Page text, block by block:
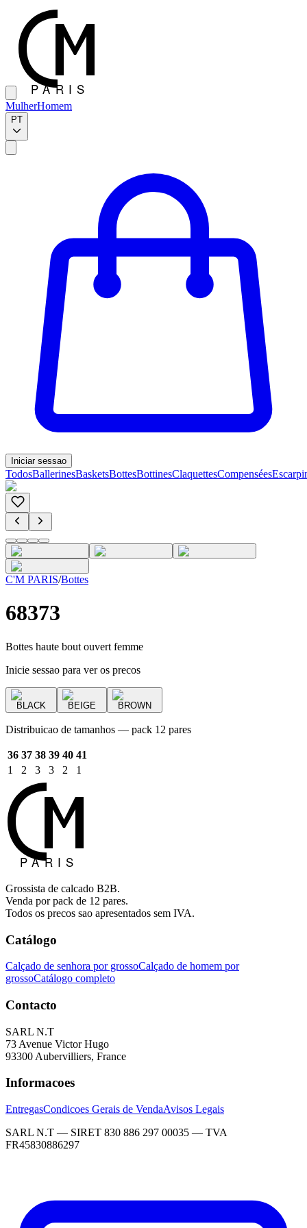
MulherHomem
PT
Iniciar sessao
TodosBallerinesBasketsBottesBottinesClaquettesCompensées
C'M PARIS/Bottes
68373
Bottes haute bout ouvert femme
Inicie sessao para ver os precos
BLACK BEIGE BROWN
Distribuicao de tamanhos — pack 12 pares
36 37 38 39 40 41
1
2 3 3 2 1
Grossista de calcado B2B.
Venda por pack de 12 pares.
Todos os precos sao apresentados sem IVA.
Catálogo
Calçado de senhora por grossoCalçado de homem por
grossoCatálogo completo
Contacto
SARL N.T
73 Avenue Victor Hugo
93300 Aubervilliers, France
Informacoes
EntregasCondicoes Gerais de VendaAvisos Legais
SARL N.T — SIRET 830 886 297 00035 — TVA
FR45830886297